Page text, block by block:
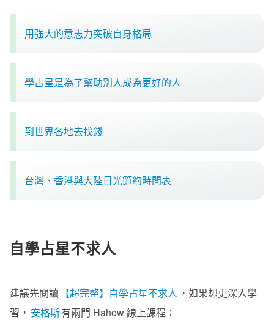
用強大的意志力突破自身格局
學占星是為了幫助別人成為更好的人
到世界各地去找錢
台灣、香港與大陸日光節約時間表
自學占星不求人
建議先閱讀 【超完整】自學占星不求人 ，如果想更深入學
習， 安格斯有兩門 Hahow 線上課程：